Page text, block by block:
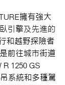
擁有強大
引擎及先進的
和越野探險者
前往城市街道
R 1250 GS
系統和多種駕